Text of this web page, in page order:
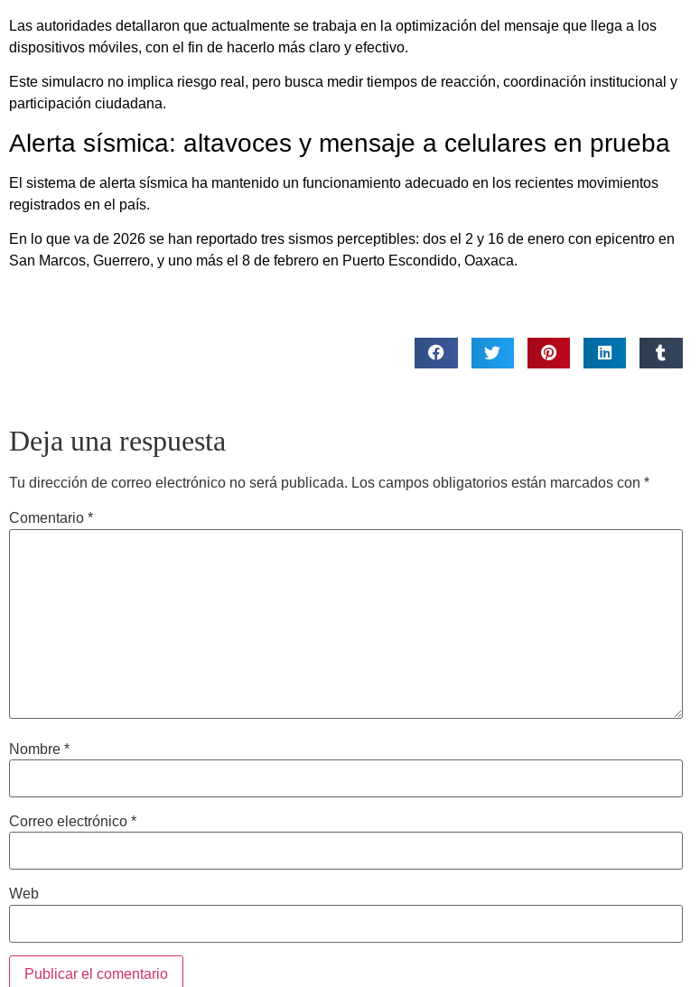
Las autoridades detallaron que actualmente se trabaja en la optimización del mensaje que llega a los
dispositivos móviles, con el fin de hacerlo más claro y efectivo.
Este simulacro no implica riesgo real, pero busca medir tiempos de reacción, coordinación institucional y
participación ciudadana.
Alerta sísmica: altavoces y mensaje a celulares en prueba
El sistema de alerta sísmica ha mantenido un funcionamiento adecuado en los recientes movimientos
registrados en el país.
En lo que va de 2026 se han reportado tres sismos perceptibles: dos el 2 y 16 de enero con epicentro en
San Marcos, Guerrero, y uno más el 8 de febrero en Puerto Escondido, Oaxaca.
Deja una respuesta
Tu dirección de correo electrónico no será publicada. Los campos obligatorios están marcados con *
Comentario *
Nombre *
Correo electrónico *
Web